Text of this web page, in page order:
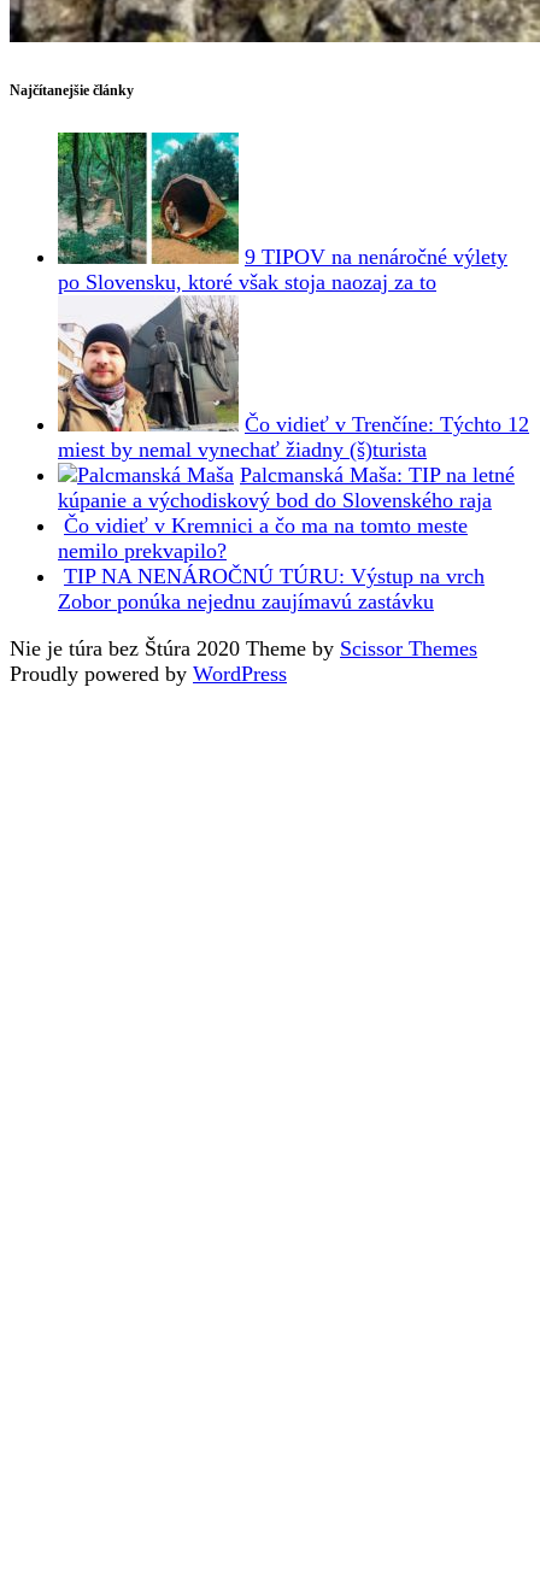
Najčítanejšie články
9 TIPOV na nenáročné výlety
po Slovensku, ktoré však stoja naozaj za to
Čo vidieť v Trenčíne: Týchto 12
miest by nemal vynechať žiadny (š)turista
Palcmanská Maša: TIP na letné
kúpanie a východiskový bod do Slovenského raja
Čo vidieť v Kremnici a čo ma na tomto meste
nemilo prekvapilo?
TIP NA NENÁROČNÚ TÚRU: Výstup na vrch
Zobor ponúka nejednu zaujímavú zastávku
Nie je túra bez Štúra 2020 Theme by Scissor Themes
Proudly powered by WordPress